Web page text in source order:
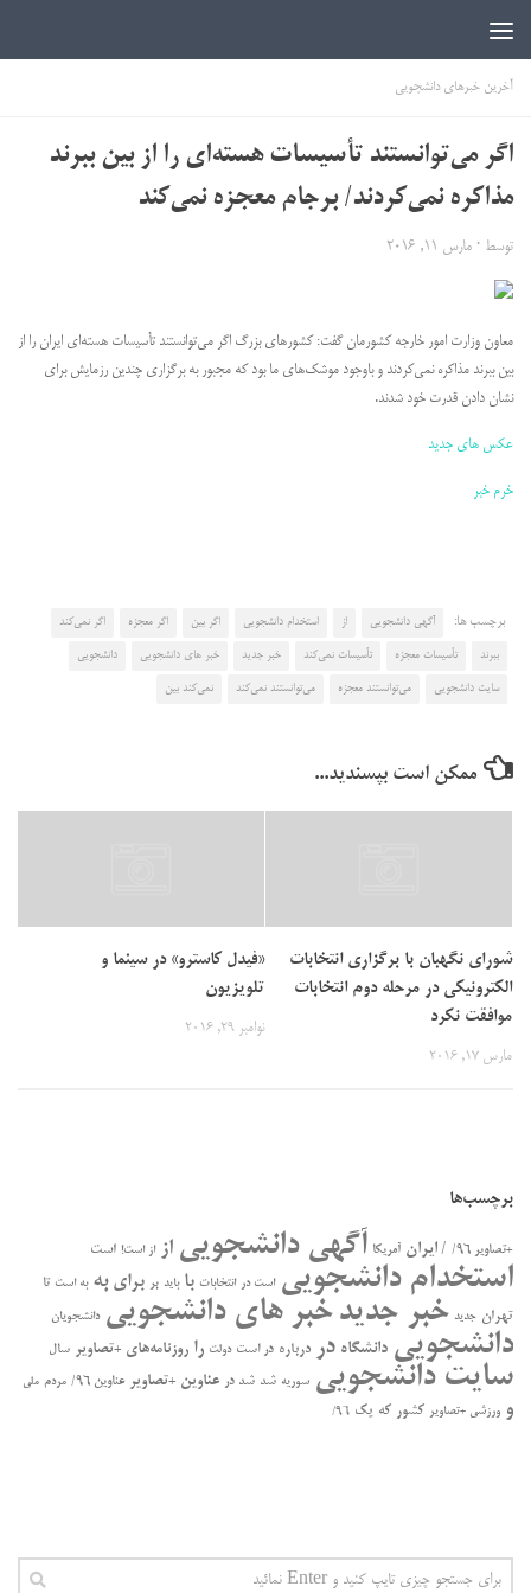
آخرین خبرهای دانشجویی
اگر می‌توانستند تأسیسات هسته‌ای را از بین ببرند
مذاکره نمی‌کردند/ برجام معجزه نمی‌کند
توسط · مارس 11, 2016
معاون وزارت امور خارجه کشورمان گفت: کشورهای بزرگ اگر می‌توانستند تأسیسات هسته‌ای ایران را از
بین ببرند مذاکره نمی‌کردند و باوجود موشک‌های ما بود که مجبور به برگزاری چندین رزمایش برای
نشان دادن قدرت خود شدند.
عکس های جدید
خرم خبر
برچسب ها: آگهی دانشجویی از استخدام دانشجویی اگر بین اگر معجزه اگر نمی‌کند
ببرند تأسیسات معجزه تأسیسات نمی‌کند خبر جدید خبر های دانشجویی دانشجویی
سایت دانشجویی می‌توانستند معجزه می‌توانستند نمی‌کند نمی‌کند بین
ممکن است بپسندید...
شورای نگهبان با برگزاری انتخابات
الکترونیکی در مرحله دوم انتخابات
موافقت نکرد
مارس 17, 2016
«فیدل کاسترو» در سینما و
تلویزیون
نوامبر 29, 2016
برچسب‌ها
+تصاویر ۹۶/ / ایران آمریکا آگهی دانشجویی از از است! است
استخدام دانشجویی است در انتخابات با باید بر برای به به است تا
تهران جدید خبر جدید خبر های دانشجویی دانشجویان
دانشجویی دانشگاه در درباره در ﺍﺳﺖ دولت را روزنامه‌های +تصاویر سال
سایت دانشجویی سوریه شد شد در عناوین +تصاویر عناوین ۹۶/ مردم ملی
و ورزشی +تصاویر کشور که یک ۹۶/